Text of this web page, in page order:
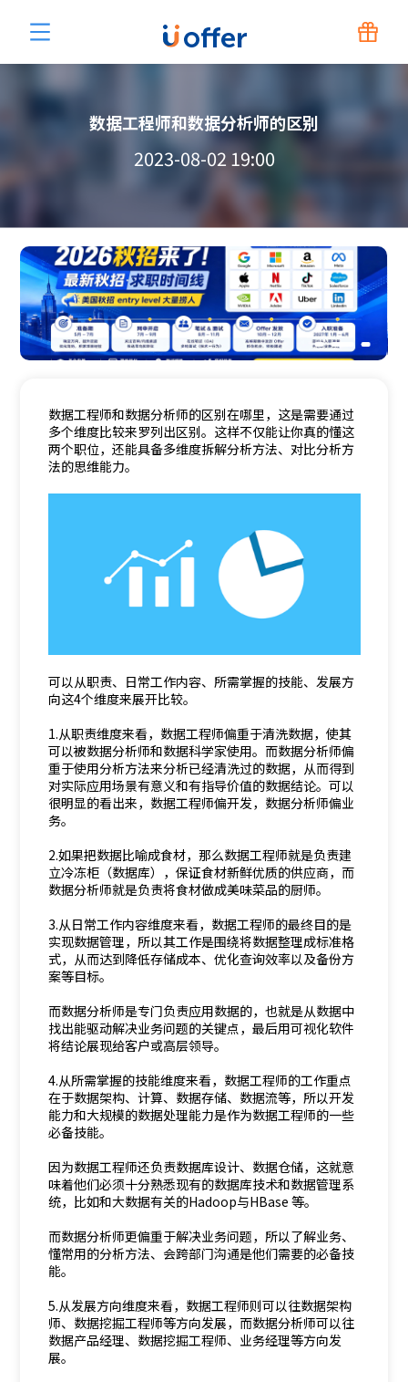
数据工程师和数据分析师的区别
2023-08-02 19:00
数据工程师和数据分析师的区别在哪里，这是需要通过
多个维度比较来罗列出区别。这样不仅能让你真的懂这
两个职位，还能具备多维度拆解分析方法、对比分析方
法的思维能力。
可以从职责、日常工作内容、所需掌握的技能、发展方
向这4个维度来展开比较。
1.从职责维度来看，数据工程师偏重于清洗数据，使其
可以被数据分析师和数据科学家使用。而数据分析师偏
重于使用分析方法来分析已经清洗过的数据，从而得到
对实际应用场景有意义和有指导价值的数据结论。可以
很明显的看出来，数据工程师偏开发，数据分析师偏业
务。
2.如果把数据比喻成食材，那么数据工程师就是负责建
立冷冻柜（数据库），保证食材新鲜优质的供应商，而
数据分析师就是负责将食材做成美味菜品的厨师。
3.从日常工作内容维度来看，数据工程师的最终目的是
实现数据管理，所以其工作是围绕将数据整理成标准格
式，从而达到降低存储成本、优化查询效率以及备份方
案等目标。
而数据分析师是专门负责应用数据的，也就是从数据中
找出能驱动解决业务问题的关键点，最后用可视化软件
将结论展现给客户或高层领导。
4.从所需掌握的技能维度来看，数据工程师的工作重点
在于数据架构、计算、数据存储、数据流等，所以开发
能力和大规模的数据处理能力是作为数据工程师的一些
必备技能。
因为数据工程师还负责数据库设计、数据仓储，这就意
味着他们必须十分熟悉现有的数据库技术和数据管理系
统，比如和大数据有关的Hadoop与HBase 等。
而数据分析师更偏重于解决业务问题，所以了解业务、
懂常用的分析方法、会跨部门沟通是他们需要的必备技
能。
5.从发展方向维度来看，数据工程师则可以往数据架构
师、数据挖掘工程师等方向发展，而数据分析师可以往
数据产品经理、数据挖掘工程师、业务经理等方向发
展。